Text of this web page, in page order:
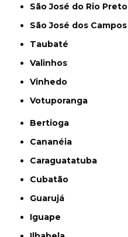
São José do Rio Preto
São José dos Campos
Taubaté
Valinhos
Vinhedo
Votuporanga
Bertioga
Cananéia
Caraguatatuba
Cubatão
Guarujá
Iguape